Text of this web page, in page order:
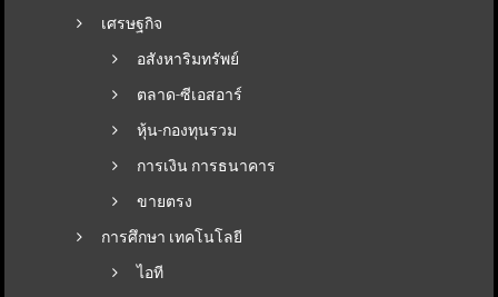
เศรษฐกิจ
อสังหาริมทรัพย์
ตลาด-ซีเอสอาร์
หุ้น-กองทุนรวม
การเงิน การธนาคาร
ขายตรง
การศึกษา เทคโนโลยี
ไอที